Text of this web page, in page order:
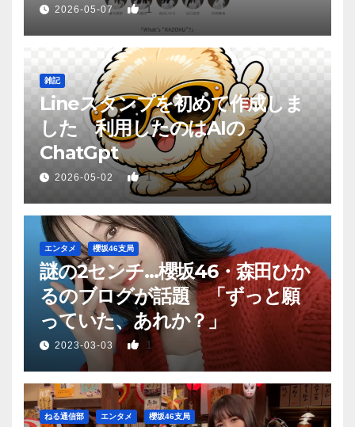
2026-05-07 1
雑記
Lineスタンプを初めて作成しま
した 利用したのはAIの
ChatGpt
2026-05-02 1
エンタメ 櫻坂46支局
謎の2センチ…櫻坂46・森田ひか
るのブログが話題 「ずっと願
っていた、あれか？」
2023-03-03 1
ねる通信部 エンタメ 櫻坂46支局